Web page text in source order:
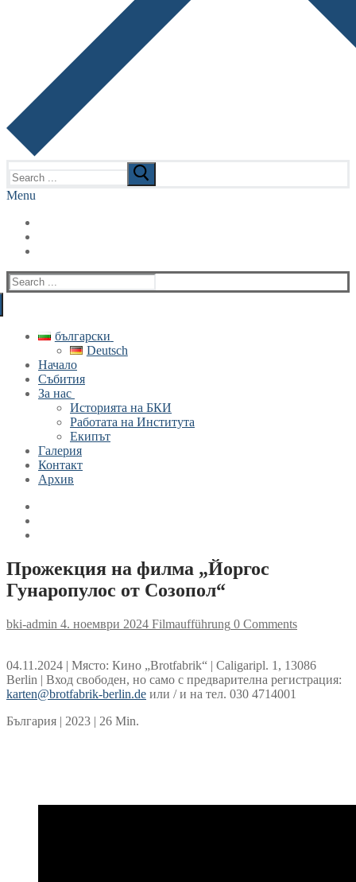
for:
Menu
Search
for:
български
Deutsch
Начало
Събития
За нас
Историята на БКИ
Работата на Института
Екипът
Галерия
Контакт
Архив
Прожекция на филма „Йоргос
Гунаропулос от Созопол“
bki-admin 4. ноември 2024 Filmaufführung 0 Comments
04.11.2024 | Място: Кино „Brotfabrik“ | Caligaripl. 1, 13086
Berlin | Вход свободен, но само с предварителна регистрация:
karten@brotfabrik-berlin.de или / и на тел. 030 4714001
България | 2023 | 26 Min.